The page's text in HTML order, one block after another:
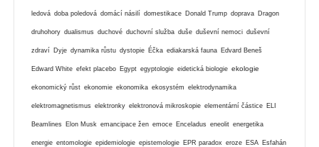
ledová doba poledová domácí násilí domestikace Donald Trump doprava Dragon
druhohory dualismus duchové duchovní služba duše duševní nemoci duševní
zdraví Dyje dynamika růstu dystopie Éčka ediakarská fauna Edvard Beneš
Edward White efekt placebo Egypt egyptologie eidetická biologie ekologie
ekonomický růst ekonomie ekonomika ekosystém elektrodynamika
elektromagnetismus elektronky elektronová mikroskopie elementární částice ELI
Beamlines Elon Musk emancipace žen emoce Enceladus eneolit energetika
energie entomologie epidemiologie epistemologie EPR paradox eroze ESA Esfahán